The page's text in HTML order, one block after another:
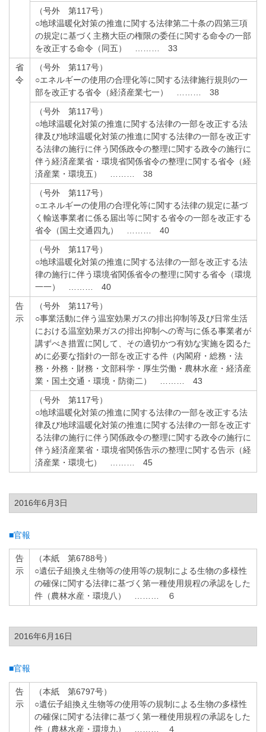
（号外 第117号）
○地球温暖化対策の推進に関する法律第二十条の四第三項
の規定に基づく主務大臣の権限の委任に関する命令の一部
を改正する命令（同五） ……… 33
省
令
（号外 第117号）
○エネルギーの使用の合理化等に関する法律施行規則の一
部を改正する省令（経済産業七一） ……… 38
（号外 第117号）
○地球温暖化対策の推進に関する法律の一部を改正する法
律及び地球温暖化対策の推進に関する法律の一部を改正す
る法律の施行に伴う関係政令の整理に関する政令の施行に
伴う経済産業省・環境省関係省令の整理に関する省令（経
済産業・環境五） ……… 38
（号外 第117号）
○エネルギーの使用の合理化等に関する法律の規定に基づ
く輸送事業者に係る届出等に関する省令の一部を改正する
省令（国土交通四九） ……… 40
（号外 第117号）
○地球温暖化対策の推進に関する法律の一部を改正する法
律の施行に伴う環境省関係省令の整理に関する省令（環境
一一） ……… 40
告
示
（号外 第117号）
○事業活動に伴う温室効果ガスの排出抑制等及び日常生活
における温室効果ガスの排出抑制への寄与に係る事業者が
講ずべき措置に関して、その適切かつ有効な実施を図るた
めに必要な指針の一部を改正する件（内閣府・総務・法
務・外務・財務・文部科学・厚生労働・農林水産・経済産
業・国土交通・環境・防衛二） ……… 43
（号外 第117号）
○地球温暖化対策の推進に関する法律の一部を改正する法
律及び地球温暖化対策の推進に関する法律の一部を改正す
る法律の施行に伴う関係政令の整理に関する政令の施行に
伴う経済産業省・環境省関係告示の整理に関する告示（経
済産業・環境七） ……… 45
2016年6月3日
■官報
告
示
（本紙 第6788号）
○遺伝子組換え生物等の使用等の規制による生物の多様性
の確保に関する法律に基づく第一種使用規程の承認をした
件（農林水産・環境八） ……… ６
2016年6月16日
■官報
告
示
（本紙 第6797号）
○遺伝子組換え生物等の使用等の規制による生物の多様性
の確保に関する法律に基づく第一種使用規程の承認をした
件（農林水産・環境九） ……… ４